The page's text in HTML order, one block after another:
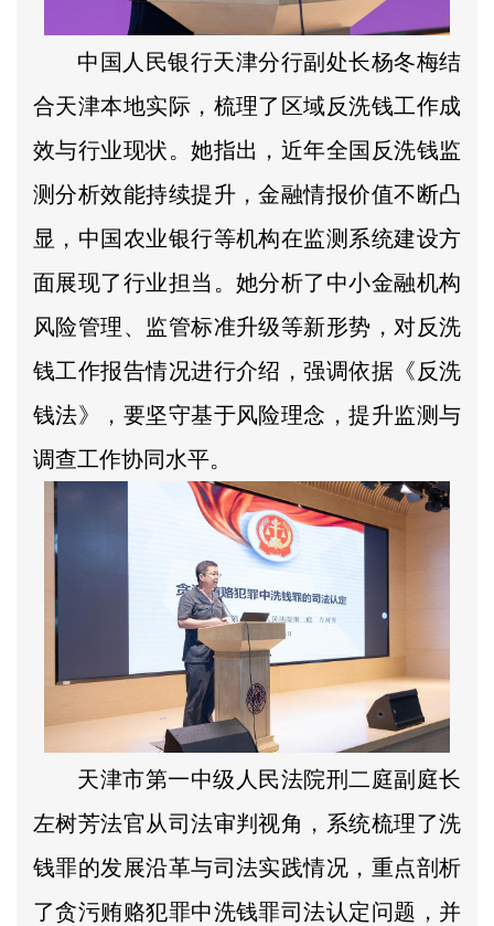
中国人民银行天津分行副处长杨冬梅结
合天津本地实际，梳理了区域反洗钱工作成
效与行业现状。她指出，近年全国反洗钱监
测分析效能持续提升，金融情报价值不断凸
显，中国农业银行等机构在监测系统建设方
面展现了行业担当。她分析了中小金融机构
风险管理、监管标准升级等新形势，对反洗
钱工作报告情况进行介绍，强调依据《反洗
钱法》，要坚守基于风险理念，提升监测与
调查工作协同水平。
天津市第一中级人民法院刑二庭副庭长
左树芳法官从司法审判视角，系统梳理了洗
钱罪的发展沿革与司法实践情况，重点剖析
了贪污贿赂犯罪中洗钱罪司法认定问题，并